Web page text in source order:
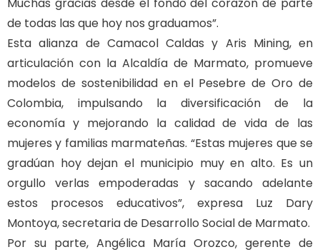
de todas las que hoy nos graduamos”.
Esta alianza de Camacol Caldas y Aris Mining, en
articulación con la Alcaldía de Marmato, promueve
modelos de sostenibilidad en el Pesebre de Oro de
Colombia, impulsando la diversificación de la
economía y mejorando la calidad de vida de las
mujeres y familias marmateñas. “Estas mujeres que se
gradúan hoy dejan el municipio muy en alto. Es un
orgullo verlas empoderadas y sacando adelante
estos procesos educativos”, expresa Luz Dary
Montoya, secretaria de Desarrollo Social de Marmato.
Por su parte, Angélica María Orozco, gerente de